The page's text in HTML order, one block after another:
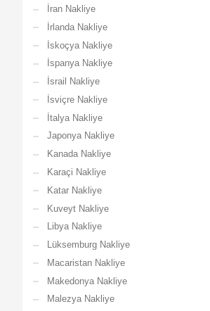
İran Nakliye
İrlanda Nakliye
İskoçya Nakliye
İspanya Nakliye
İsrail Nakliye
İsviçre Nakliye
İtalya Nakliye
Japonya Nakliye
Kanada Nakliye
Karaçi Nakliye
Katar Nakliye
Kuveyt Nakliye
Libya Nakliye
Lüksemburg Nakliye
Macaristan Nakliye
Makedonya Nakliye
Malezya Nakliye